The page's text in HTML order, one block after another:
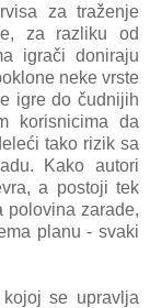
za traženje
za razliku od
igrači doniraju
neke vrste
igre do čudnijih
korisnicima da
tako rizik sa
Kako autori
a postoji tek
polovina zarade,
planu - svaki
se upravlja